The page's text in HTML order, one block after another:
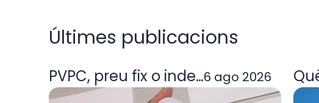
Últimes publicacions
PVPC, preu fix o indexada: quina
6 ago 2026